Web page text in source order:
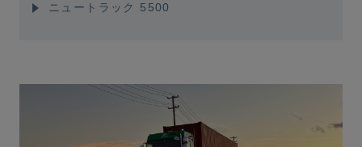
ニュートラック 5500